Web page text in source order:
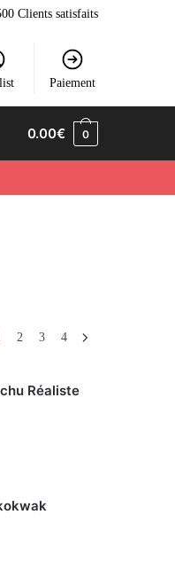
Clients satisfaits
Paiement
0.00€ 0
2 3 4
Réaliste